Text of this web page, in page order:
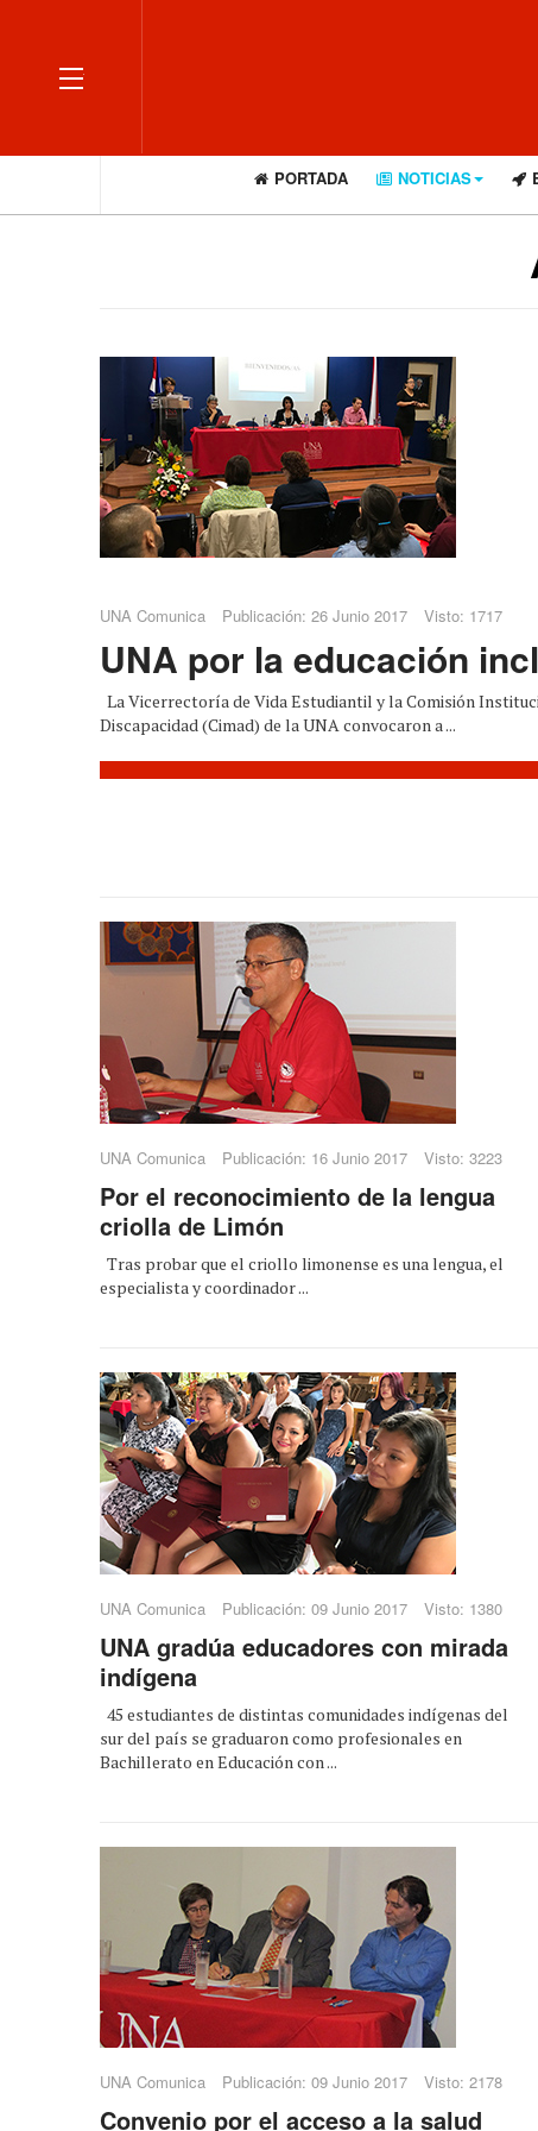
OFF CANVAS
PORTADA NOTICIAS
UNA Comunica Publicación: 26 Junio 2017 Visto: 1717
UNA por la educación
La Vicerrectoría de Vida Estudiantil y la Comisión
Discapacidad (Cimad) de la UNA convocaron a ...
UNA Comunica Publicación: 16 Junio 2017 Visto: 3223
Por el reconocimiento de la lengua
criolla de Limón
Tras probar que el criollo limonense es una lengua, el
especialista y coordinador ...
UNA Comunica Publicación: 09 Junio 2017 Visto: 1380
UNA gradúa educadores con mirada
indígena
45 estudiantes de distintas comunidades indígenas del
sur del país se graduaron como profesionales en
Bachillerato en Educación con ...
UNA Comunica Publicación: 09 Junio 2017 Visto: 2178
Convenio por el acceso a la salud